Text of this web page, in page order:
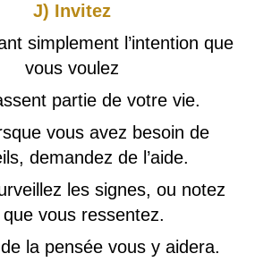
J) Invitez
simplement l’intention que
vous voulez
partie de votre vie.
vous avez besoin de
demandez de l’aide.
les signes, ou notez
vous ressentez.
de la pensée vous y aidera.